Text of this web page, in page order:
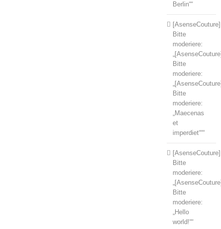
Berlin““
[AsenseCouture]
Bitte
moderiere:
Bitte
moderiere:
Bitte
moderiere:
„Maecenas
et
imperdiet“““
[AsenseCouture]
Bitte
moderiere:
Bitte
moderiere:
„Hello
world!““